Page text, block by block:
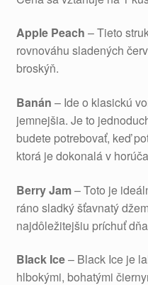
Apple Peach – Tieto
rovnováhu sladených
broskýň.
Banán – Ide o klasickú
jemnejšia. Je to
budete potrebovať, keď
ktorá je dokonalá v
Berry Jam– Toto je
ráno sladký šťavnatý
najdôležitejšiu príchuť
Black Ice– Black Ice je
hlbokými, bohatými